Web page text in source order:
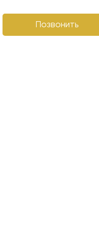
Позвонить